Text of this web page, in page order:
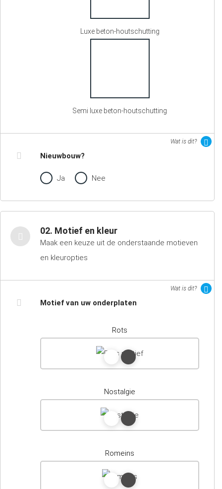
Luxe beton-houtschutting
Semi luxe beton-houtschutting
Wat is dit?
Nieuwbouw?
Ja Nee
02. Motief en kleur
Maak een keuze uit de onderstaande motieven
en kleuropties
Wat is dit?
Motief van uw onderplaten
Rots
Nostalgie
Romeins